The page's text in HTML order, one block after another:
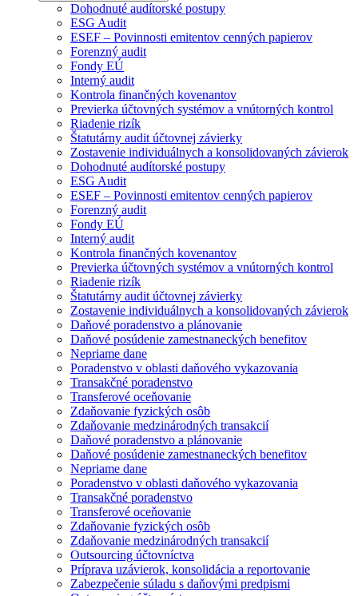
Dohodnuté audítorské postupy
ESG Audit
ESEF – Povinnosti emitentov cenných papierov
Forenzný audit
Fondy EÚ
Interný audit
Kontrola finančných kovenantov
Previerka účtovných systémov a vnútorných kontrol
Riadenie rizík
Štatutárny audit účtovnej závierky
Zostavenie individuálnych a konsolidovaných závierok
Dohodnuté audítorské postupy
ESG Audit
ESEF – Povinnosti emitentov cenných papierov
Forenzný audit
Fondy EÚ
Interný audit
Kontrola finančných kovenantov
Previerka účtovných systémov a vnútorných kontrol
Riadenie rizík
Štatutárny audit účtovnej závierky
Zostavenie individuálnych a konsolidovaných závierok
Daňové poradenstvo a plánovanie
Daňové posúdenie zamestnaneckých benefitov
Nepriame dane
Poradenstvo v oblasti daňového vykazovania
Transakčné poradenstvo
Transferové oceňovanie
Zdaňovanie fyzických osôb
Zdaňovanie medzinárodných transakcií
Daňové poradenstvo a plánovanie
Daňové posúdenie zamestnaneckých benefitov
Nepriame dane
Poradenstvo v oblasti daňového vykazovania
Transakčné poradenstvo
Transferové oceňovanie
Zdaňovanie fyzických osôb
Zdaňovanie medzinárodných transakcií
Outsourcing účtovníctva
Príprava uzávierok, konsolidácia a reportovanie
Zabezpečenie súladu s daňovými predpismi